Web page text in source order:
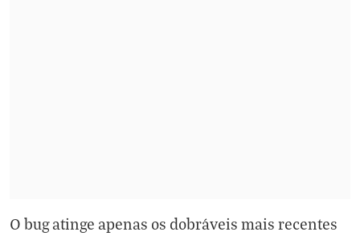
O bug atinge apenas os dobráveis mais recentes